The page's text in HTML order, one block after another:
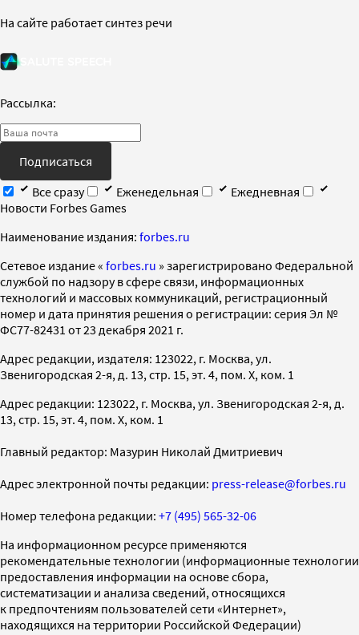
На сайте работает синтез речи
Рассылка:
Подписаться
Все сразу
Еженедельная
Ежедневная
Новости Forbes Games
Наименование издания: forbes.ru
Cетевое издание « forbes.ru » зарегистрировано Федеральной
службой по надзору в сфере связи, информационных
технологий и массовых коммуникаций, регистрационный
номер и дата принятия решения о регистрации: серия Эл №
ФС77-82431 от 23 декабря 2021 г.
Адрес редакции, издателя: 123022, г. Москва, ул.
Звенигородская 2-я, д. 13, стр. 15, эт. 4, пом. X, ком. 1
Адрес редакции: 123022, г. Москва, ул. Звенигородская 2-я, д.
13, стр. 15, эт. 4, пом. X, ком. 1
Главный редактор: Мазурин Николай Дмитриевич
Адрес электронной почты редакции: press-release@forbes.ru
Номер телефона редакции: +7 (495) 565-32-06
На информационном ресурсе применяются
рекомендательные технологии (информационные технологии
предоставления информации на основе сбора,
систематизации и анализа сведений, относящихся
к предпочтениям пользователей сети «Интернет»,
находящихся на территории Российской Федерации)